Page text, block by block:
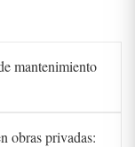
mantenimiento
obras privadas: